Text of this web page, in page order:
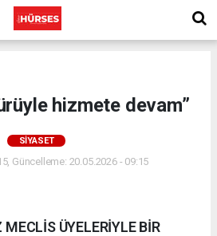
hizmete devam”
SİYASET
Güncelleme: 20.05.2026 - 09:15
ÜYELERİYLE BİR